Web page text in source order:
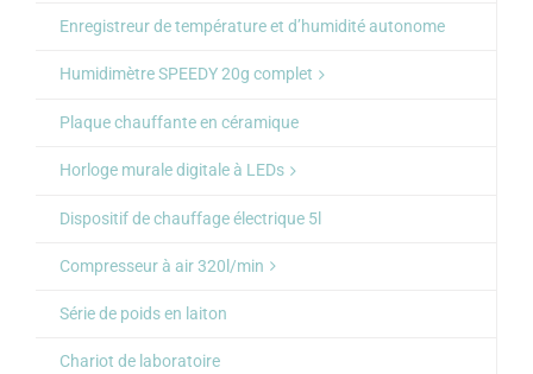
Enregistreur de température et d’humidité autonome
Humidimètre SPEEDY 20g complet
Plaque chauffante en céramique
Horloge murale digitale à LEDs
Dispositif de chauffage électrique 5l
Compresseur à air 320l/min
Série de poids en laiton
Chariot de laboratoire